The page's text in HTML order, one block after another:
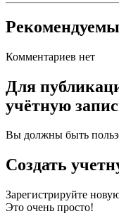
Комментариев нет
Для
учётную
Вы должны быть
Создать
Зарегистрируйте
Это очень просто!